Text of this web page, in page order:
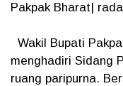
Pakpak Bharat|
Wakil Bupati
menghadiri Sidang
ruang paripurna.